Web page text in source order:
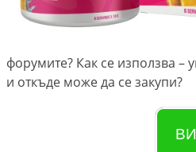
форумите? Как се използва –
и откъде може да се закупи?